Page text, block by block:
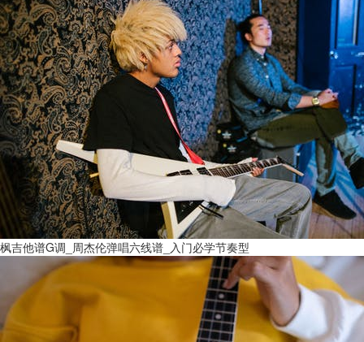
枫吉他谱G调_周杰伦弹唱六线谱_入门必学节奏型